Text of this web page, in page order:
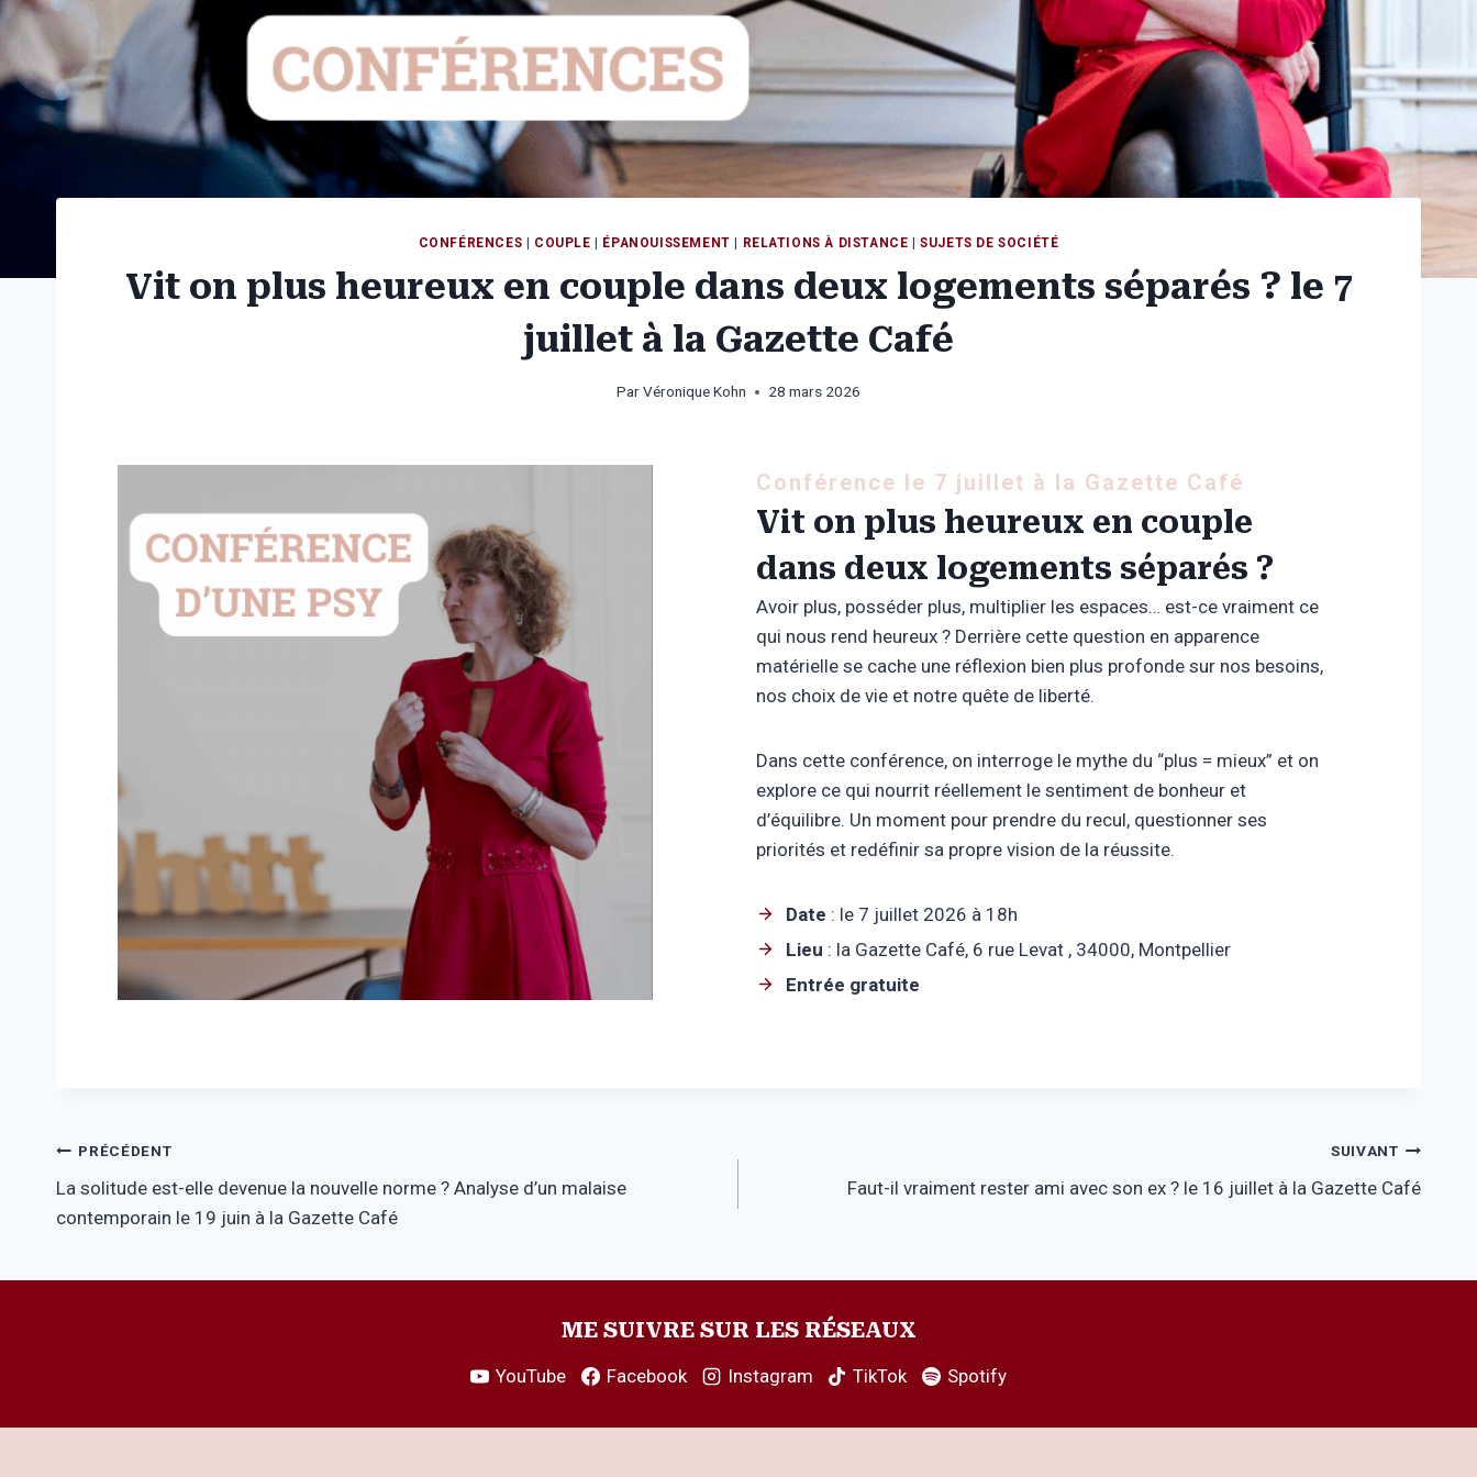
CONFÉRENCES COUPLE ÉPANOUISSEMENT RELATIONS À DISTANCE |SUJETS DE SOCIÉTÉ
Vit on plus heureux en couple dans deux logements séparés ? le 7
juillet à la Gazette Café
ParVéronique Kohn 28 mars 2026
Conférence le 7 juillet à la Gazette Café
Vit on plus heureux en couple
dans deux logements séparés ?
Avoir plus, posséder plus, multiplier les espaces… est-ce vraiment ce
qui nous rend heureux ? Derrière cette question en apparence
matérielle se cache une réflexion bien plus profonde sur nos besoins,
nos choix de vie et notre quête de liberté.
Dans cette conférence, on interroge le mythe du “plus = mieux” et on
explore ce qui nourrit réellement le sentiment de bonheur et
d’équilibre. Un moment pour prendre du recul, questionner ses
priorités et redéfinir sa propre vision de la réussite.
Date : le 7 juillet 2026 à 18h
Lieu : la Gazette Café, 6 rue Levat , 34000, Montpellier
Entrée gratuite
Navigation
de
PRÉCÉDENT
La solitude est-elle devenue la nouvelle norme ? Analyse d’un malaise
contemporain le 19 juin à la Gazette Café
SUIVANT
Faut-il vraiment rester ami avec son ex ? le 16 juillet à la Gazette Café
ME SUIVRE SUR LES RÉSEAUX
YouTube Facebook Instagram TikTok Spotify